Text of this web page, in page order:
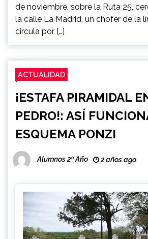
de noviembre, sobre la Ruta 25,
la calle La Madrid, un chofer de la
circula por […]
ACTUALIDAD
¡ESTAFA PIRAMIDAL
PEDRO!: ASÍ
ESQUEMA PONZI
Alumnos 2º Año 2 años ago